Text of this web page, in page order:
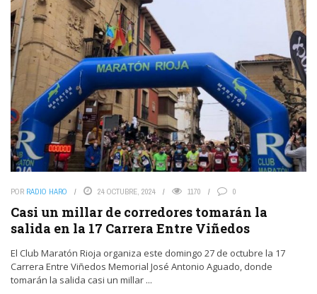
POR RADIO HARO 24 OCTUBRE, 2024 1170 0
Casi un millar de corredores tomarán la
salida en la 17 Carrera Entre Viñedos
El Club Maratón Rioja organiza este domingo 27 de octubre la 17
Carrera Entre Viñedos Memorial José Antonio Aguado, donde
tomarán la salida casi un millar ...